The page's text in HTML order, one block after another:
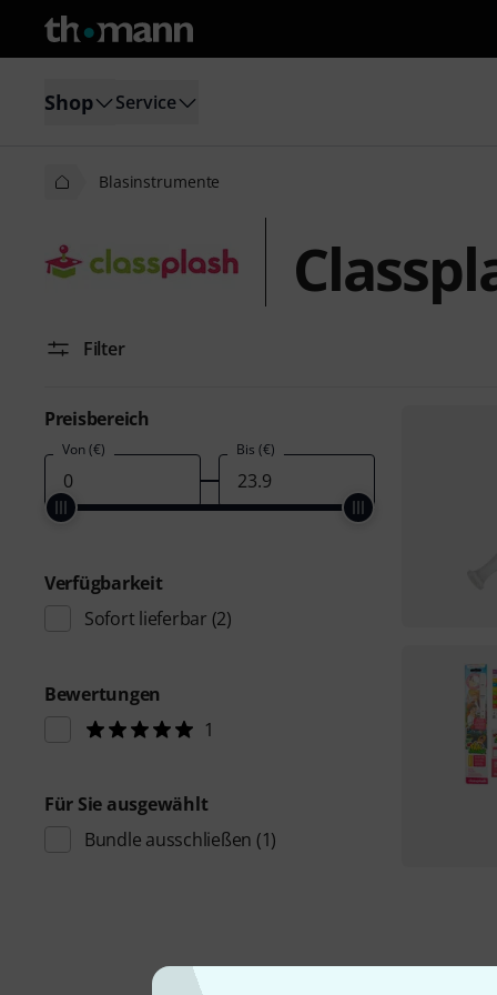
Shop Service
Blasinstrumente
Filter
Preisbereich
Von (€) Bis (€)
Verfügbarkeit
Sofort lieferbar (2)
Bewertungen
1
Für Sie ausgewählt
Bundle ausschließen (1)